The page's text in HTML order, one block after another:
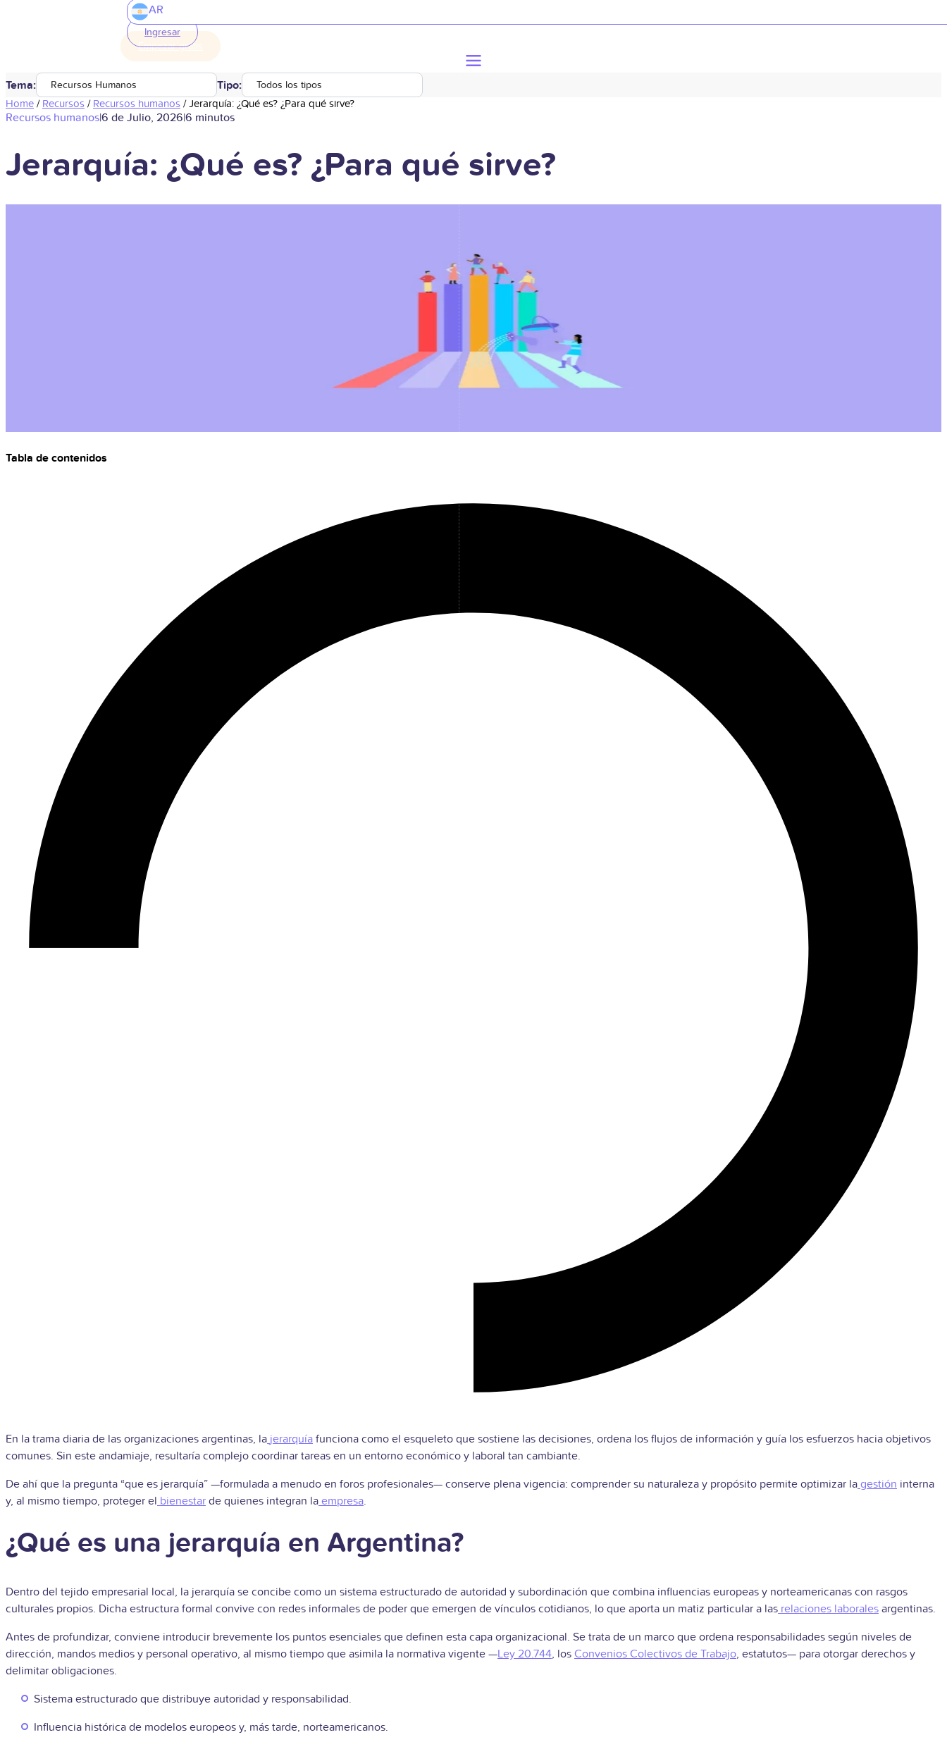
AR
Ingresar
Tema: Recursos Humanos Tipo: Todos los tipos
Home / Recursos / Recursos humanos /Jerarquía: ¿Qué es? ¿Para qué sirve?
Recursos humanos|6 de Julio, 2026|6 minutos
Jerarquía: ¿Qué es? ¿Para qué sirve?
Tabla de contenidos
En la trama diaria de las organizaciones argentinas, la jerarquía funciona como el esqueleto que sostiene las decisiones, ordena los flujos de información y guía los esfuerzos hacia objetivos
comunes. Sin este andamiaje, resultaría complejo coordinar tareas en un entorno económico y laboral tan cambiante.
De ahí que la pregunta “que es jerarquía” —formulada a menudo en foros profesionales— conserve plena vigencia: comprender su naturaleza y propósito permite optimizar la gestión interna
y, al mismo tiempo, proteger el bienestar de quienes integran la empresa.
¿Qué es una jerarquía en Argentina?
Dentro del tejido empresarial local, la jerarquía se concibe como un sistema estructurado de autoridad y subordinación que combina influencias europeas y norteamericanas con rasgos
culturales propios. Dicha estructura formal convive con redes informales de poder que emergen de vínculos cotidianos, lo que aporta un matiz particular a las relaciones laborales argentinas.
Antes de profundizar, conviene introducir brevemente los puntos esenciales que definen esta capa organizacional. Se trata de un marco que ordena responsabilidades según niveles de
dirección, mandos medios y personal operativo, al mismo tiempo que asimila la normativa vigente —Ley 20.744, los Convenios Colectivos de Trabajo, estatutos— para otorgar derechos y
delimitar obligaciones.
Sistema estructurado que distribuye autoridad y responsabilidad.
Influencia histórica de modelos europeos y, más tarde, norteamericanos.